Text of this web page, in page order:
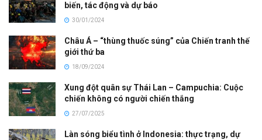
biến, tác động và dự báo
30/01/2024
Châu Á – “thùng thuốc súng” của Chiến tranh thế
giới thứ ba
18/09/2024
Xung đột quân sự Thái Lan – Campuchia: Cuộc
chiến không có người chiến thắng
27/07/2025
Làn sóng biểu tình ở Indonesia: thực trạng, dự